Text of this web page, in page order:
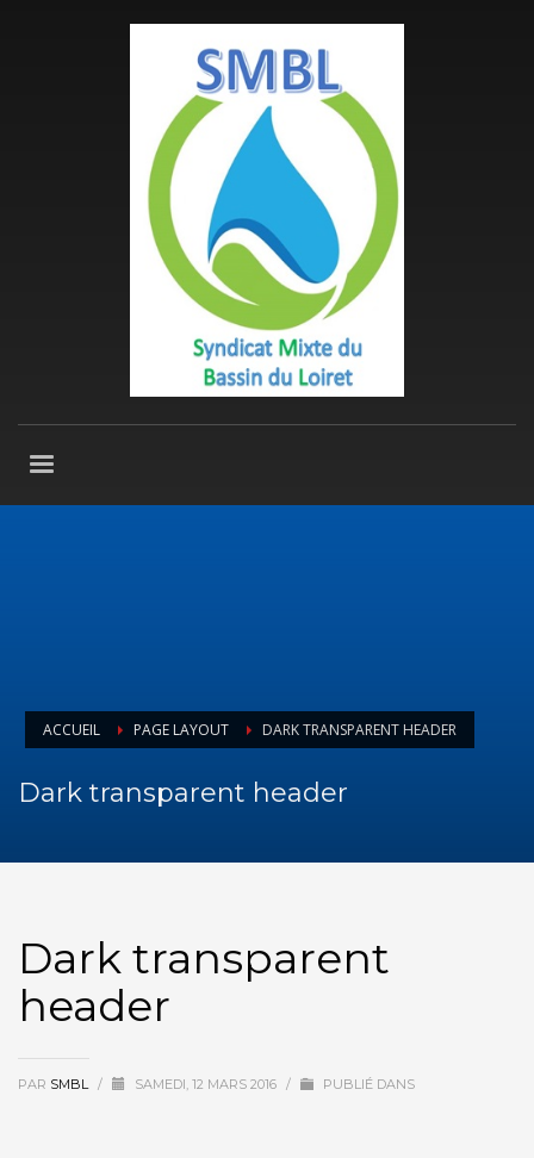
ACCUEIL PAGE LAYOUT DARK TRANSPARENT HEADER
Dark transparent header
Dark transparent
header
PAR SMBL / SAMEDI, 12 MARS 2016 / PUBLIÉ DANS